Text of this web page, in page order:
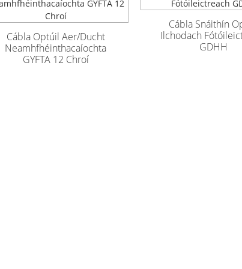
Cábla Optúil Aer/Ducht
Neamhfhéinthacaíochta
GYFTA 12 Chroí
Cábla Snáithín
Ilchodach
GDHH